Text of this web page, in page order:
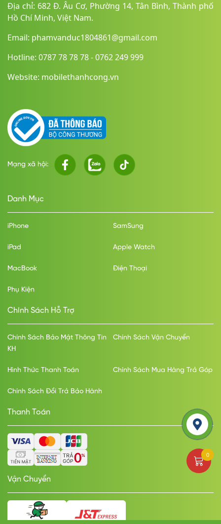
Địa chỉ: 682 Đ. Âu Cơ, Phường 14, Tân Bình, Thành phố
Hồ Chí Minh, Việt Nam.
Email: phamvanduc1804861@gmail.com
Hotline: 0787 78 78 78 - 0762 249 999
Website: mobilethanhcong.vn
Mạng xã hội:
Danh Mục
iPhone SamSung
iPad Apple Watch
MacBook Điện Thoại
Phụ Kiện
Chính Sách Hỗ Trợ
Chính Sách Bảo Mật Thông Tin
KH
Chính Sách Vận Chuyển
Hình Thức Thanh Toán Chính Sách Mua Hàng Trả Góp
Chính Sách Đổi Trả Bảo Hành
Thanh Toán
Vận Chuyển
0
Liên hệ